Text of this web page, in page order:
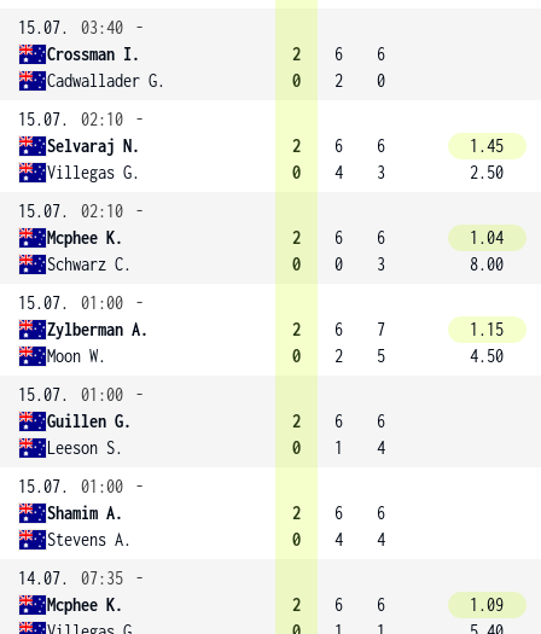
15.07.
03:40
-
Crossman I.
Cadwallader G.
2
0
6
2
6
0
15.07.
02:10
-
Selvaraj N.
Villegas G.
2
0
6
4
6
3
1.45
2.50
15.07.
02:10
-
Mcphee K.
Schwarz C.
2
0
6
0
6
3
1.04
8.00
15.07.
01:00
-
Zylberman A.
Moon W.
2
0
6
2
7
5
1.15
4.50
15.07.
01:00
-
Guillen G.
Leeson S.
2
0
6
1
6
4
15.07.
01:00
-
Shamim A.
Stevens A.
2
0
6
4
6
4
14.07.
07:35
-
Mcphee K.
2
6
6
1.09